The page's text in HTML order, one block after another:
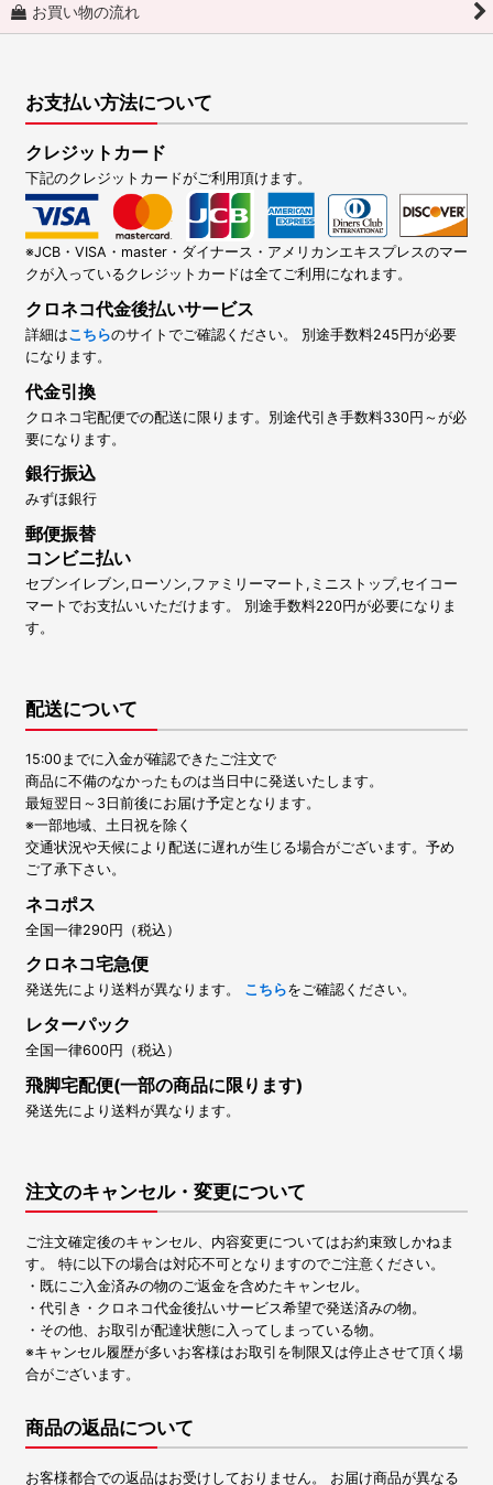
お買い物の流れ
お支払い方法について
クレジットカード
下記のクレジットカードがご利用頂けます。
※JCB・VISA・master・ダイナース・アメリカンエキスプレスのマー
クが入っているクレジットカードは全てご利用になれます。
クロネコ代金後払いサービス
詳細はこちらのサイトでご確認ください。 別途手数料245円が必要
になります。
代金引換
クロネコ宅配便での配送に限ります。別途代引き手数料330円～が必
要になります。
銀行振込
みずほ銀行
郵便振替
コンビニ払い
セブンイレブン,ローソン,ファミリーマート,ミニストップ,セイコー
マートでお支払いいただけます。 別途手数料220円が必要になりま
す。
配送について
15:00までに入金が確認できたご注文で
商品に不備のなかったものは当日中に発送いたします。
最短翌日～3日前後にお届け予定となります。
※一部地域、土日祝を除く
交通状況や天候により配送に遅れが生じる場合がございます。予め
ご了承下さい。
ネコポス
全国一律290円（税込）
クロネコ宅急便
発送先により送料が異なります。 こちらをご確認ください。
レターパック
全国一律600円（税込）
飛脚宅配便(一部の商品に限ります)
発送先により送料が異なります。
注文のキャンセル・変更について
ご注文確定後のキャンセル、内容変更についてはお約束致しかねま
す。 特に以下の場合は対応不可となりますのでご注意ください。
・既にご入金済みの物のご返金を含めたキャンセル。
・代引き・クロネコ代金後払いサービス希望で発送済みの物。
・その他、お取引が配達状態に入ってしまっている物。
※キャンセル履歴が多いお客様はお取引を制限又は停止させて頂く場
合がございます。
商品の返品について
お客様都合での返品はお受けしておりません。 お届け商品が異なる